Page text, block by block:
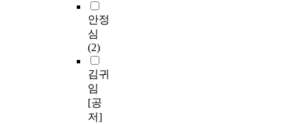
안정
심
(2)
김귀
임
[공
저]